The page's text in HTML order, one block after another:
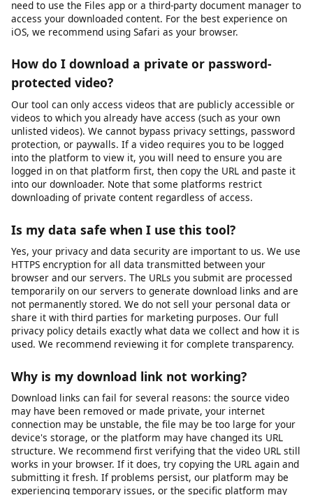
Additional formats may be supported depending on the source
platform and available encoding options.
Does this work on iPhone / iOS?
Yes, videodownloader.net works on iPhone, iPad, and other iOS
devices through the Safari browser. Since our tool is entirely
web-based, there is no app to install. Simply visit our website,
paste the video URL, and download. Note that iOS has certain
restrictions on where downloaded files can be saved. You may
need to use the Files app or a third-party document manager to
access your downloaded content. For the best experience on
iOS, we recommend using Safari as your browser.
protected video?
Our tool can only access videos that are publicly accessible or
videos to which you already have access (such as your own
unlisted videos). We cannot bypass privacy settings, password
protection, or paywalls. If a video requires you to be logged
into the platform to view it, you will need to ensure you are
logged in on that platform first, then copy the URL and paste it
into our downloader. Note that some platforms restrict
downloading of private content regardless of access.
Is my data safe when I use this tool?
Yes, your privacy and data security are important to us. We use
HTTPS encryption for all data transmitted between your
browser and our servers. The URLs you submit are processed
temporarily on our servers to generate download links and are
not permanently stored. We do not sell your personal data or
share it with third parties for marketing purposes. Our full
privacy policy details exactly what data we collect and how it is